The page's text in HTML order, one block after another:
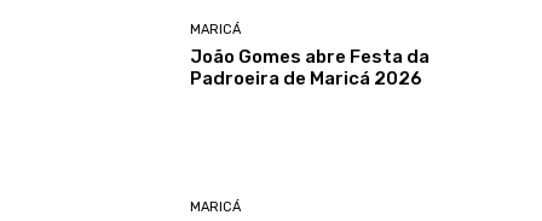
MARICÁ
João Gomes abre Festa da
Padroeira de Maricá 2026
MARICÁ